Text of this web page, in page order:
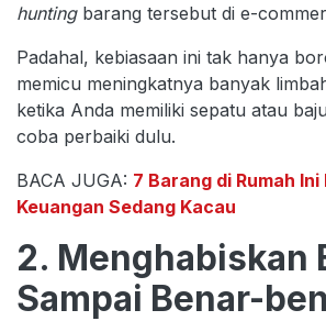
hunting barang tersebut di e-
Padahal, kebiasaan ini tak hanya
memicu meningkatnya banyak
ketika Anda memiliki sepatu atau
coba perbaiki dulu.
BACA JUGA: 7 Barang di Rumah
Keuangan Sedang Kacau
2. Menghabiskan
Sampai Benar-